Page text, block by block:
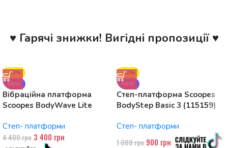
♥ Гарячі знижки! Вигідні пропозиції ♥
-23%
NEW
Вібраційна платформа
Scoopes BodyWave Lite
Степ- платформи
4 400грн 3 400 грн
-10%
NEW
Степ-платформа Scoopes
BodyStep Basic 3 (115159)
рівні
Степ- платформи
1 000грн 900 грн